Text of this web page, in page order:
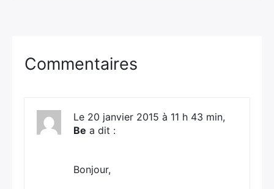
Commentaires
Le 20 janvier 2015 à 11 h 43 min,
Be a dit :
Bonjour,